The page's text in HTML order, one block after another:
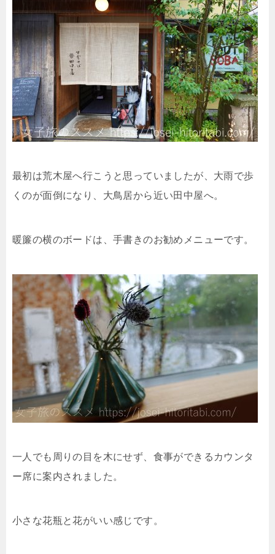
最初は荒木屋へ行こうと思っていましたが、大雨で歩
くのが面倒になり、大鳥居から近い田中屋へ。
暖簾の横のボードは、手書きのお勧めメニューです。
一人でも周りの目を木にせず、食事ができるカウンタ
ー席に案内されました。
小さな花瓶と花がいい感じです。